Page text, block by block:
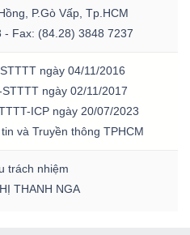
P.Gò Vấp, Tp.HCM
- Fax: (84.28) 3848 7237
ngày 04/11/2016
ngày 02/11/2017
ICP ngày 20/07/2023
và Truyền thông TPHCM
trách nhiệm
THANH NGA